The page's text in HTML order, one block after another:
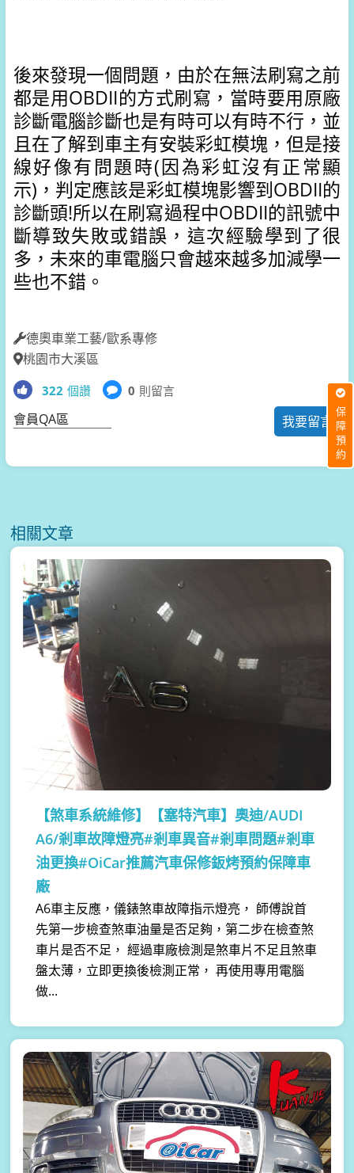
後來發現一個問題， 由於在無法刷寫之前
都是用OBDII的方式刷寫， 當時要用原廠
診斷電腦診斷也是有時可以有時不行， 並
且在了解到車主有安裝彩虹模塊，但是接
線好像有問題時(因為彩虹沒有正常顯
示)， 判定應該是彩虹模塊影響到OBDII的
診斷頭!所以在刷寫過程中OBDII的訊號中
斷導致失敗或錯誤， 這次經驗學到了很
多， 未來的車電腦只會越來越多加減學一
些也不錯。
德奧車業工藝/歐系專修
桃園市大溪區
322 個讚 0 則留言
我要留言
會員QA區
相關文章
【煞車系統維修】
【塞特汽車】奧迪/AUDI
A6/剎車故障燈亮#剎車異音#剎車問題#剎車
油更換#OiCar推薦汽車保修鈑烤預約保障車
廠
A6車主反應，儀錶煞車故障指示燈亮， 師傅說首
先第一步檢查煞車油量是否足夠，第二步在檢查煞
車片是否不足， 經過車廠檢測是煞車片不足且煞車
盤太薄，立即更換後檢測正常， 再使用專用電腦
做...
保障預約